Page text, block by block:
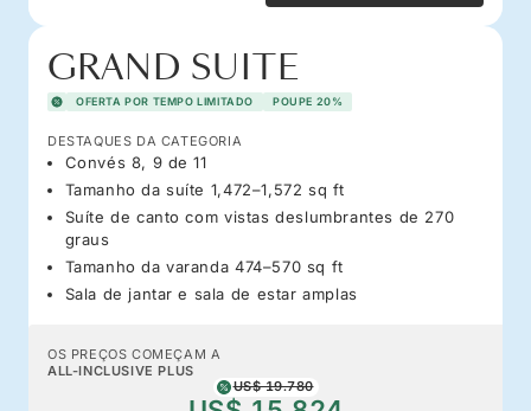
GRAND SUITE
OFERTA POR TEMPO LIMITADO POUPE 20%
DESTAQUES DA CATEGORIA
Convés 8, 9 de 11
Tamanho da suíte 1,472–1,572 sq ft
Suíte de canto com vistas deslumbrantes de 270
graus
Tamanho da varanda 474–570 sq ft
Sala de jantar e sala de estar amplas
OS PREÇOS COMEÇAM A
ALL-INCLUSIVE PLUS
US$ 19.780